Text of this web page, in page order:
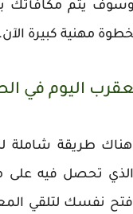
وسوف يتم
مهنية كبيرة الآن.
اليوم في
هناك طريقة شاملة
الذي تحصل فيه على
افتح نفسك لتلقي